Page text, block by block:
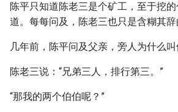
陈平只知道陈老三是个矿工，至于挖
道。每每问及，陈老三也只是含糊其辞
几年前，陈平问及父亲，旁人为什么叫
陈老三说：“兄弟三人，排行第三。”
“那我的两个伯伯呢？”